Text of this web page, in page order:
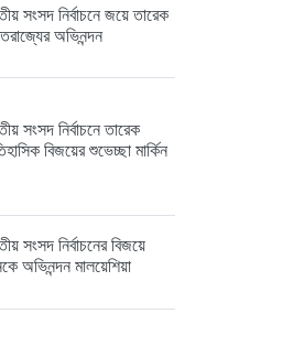
সংসদ নির্বাচনে বিজয়...
সংসদ নির্বাচনের বিজয়ে...
সংসদ নির্বাচনে জয়ে তারেক
অভিনন্দন
সংসদ নির্বাচনে তারেক
বিজয়ের শুভেচ্ছা মার্কিন
সংসদ নির্বাচনের বিজয়ে
অভিনন্দন মালয়েশিয়া